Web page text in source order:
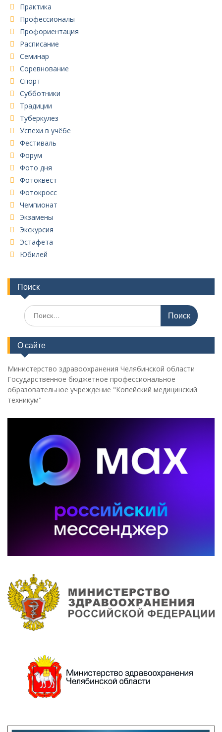
Практика
Профессионалы
Профориентация
Расписание
Семинар
Соревнование
Спорт
Субботники
Традиции
Туберкулез
Успехи в учёбе
Фестиваль
Форум
Фото дня
Фотоквест
Фотокросс
Чемпионат
Экзамены
Экскурсия
Эстафета
Юбилей
Поиск
Поиск
по:
О сайте
Министерство здравоохранения Челябинской области
Государственное бюджетное профессиональное
образовательное учреждение "Копейский медицинский
техникум"